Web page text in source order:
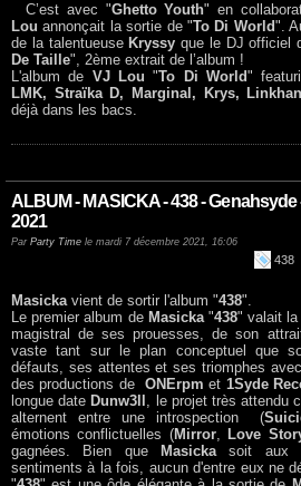
C’est avec "Ghetto Youth" en
Lou annonçait la sortie de "To Di World".
de la talentueuse Kryssy que le DJ officiel
De Taille", 2ème extrait de l’album !
L'album de VJ Lou "To Di World"
LMK, Straïka D, Marginal, Krys,
déjà dans les bacs.
ALBUM - MASICKA - 438 -
2021
Par Party Time le mardi 7 décembre 2021, 16:06
438
Masickavient de sortir l'album "438".
Le premier album de Masicka"438" valait la
magistral de ses prouesses, de son
vaste tant sur le plan conceptuel que
défauts, ses attentes et ses triomphes
des productions de ONErpm et 1Syde
longue date Dunw3ll , le projet très attendu
alternent entre une introspection (
émotions conflictuelles (Mirror, Love
gagnées. Bien que
Masickasoit aux
sentiments à la fois, aucun d'entre eux ne